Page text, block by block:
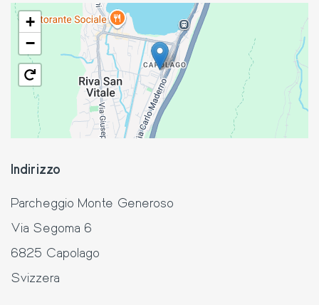
+
−
Indirizzo
Parcheggio Monte Generoso
Via Segoma 6
6825 Capolago
Svizzera